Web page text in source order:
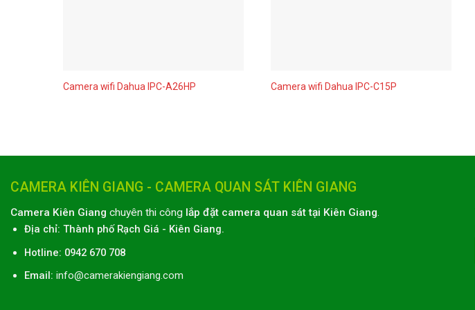
Camera wifi Dahua IPC-A26HP Camera wifi Dahua IPC-C15P
CAMERA KIÊN GIANG - CAMERA QUAN SÁT KIÊN GIANG
Camera Kiên Giang chuyên thi công lắp đặt camera quan sát tại Kiên Giang.
Địa chỉ: Thành phố Rạch Giá - Kiên Giang.
Hotline: 0942 670 708
Email: info@camerakiengiang.com